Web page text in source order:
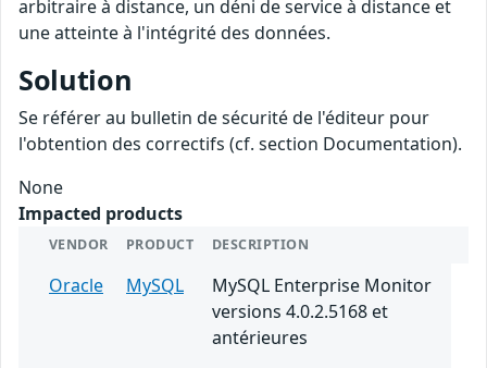
arbitraire à distance, un déni de service à distance et
une atteinte à l'intégrité des données.
Solution
Se référer au bulletin de sécurité de l'éditeur pour
l'obtention des correctifs (cf. section Documentation).
None
Impacted products
VENDOR PRODUCT DESCRIPTION
Oracle MySQL
MySQL Enterprise Monitor
versions 4.0.2.5168 et
antérieures